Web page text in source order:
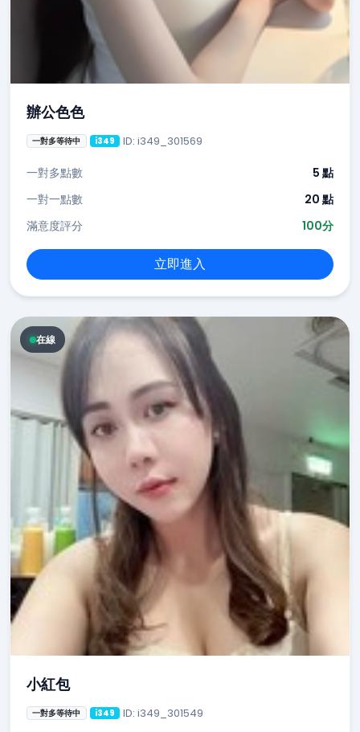
辦公色色
一對多等待中 i349 ID: i349_301569
一對多點數
5 點
一對一點數
20 點
滿意度評分
100分
立即進入
在線
小紅包
一對多等待中 i349 ID: i349_301549